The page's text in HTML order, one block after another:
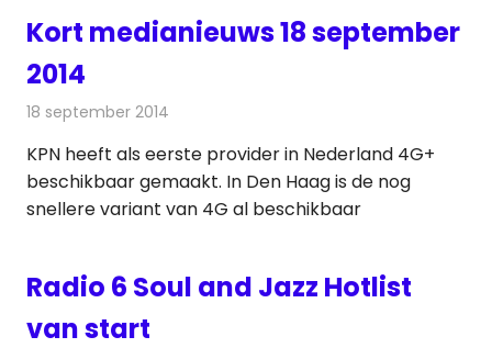
Kort medianieuws 18 september
2014
18 september 2014
KPN heeft als eerste provider in Nederland 4G+
beschikbaar gemaakt. In Den Haag is de nog
snellere variant van 4G al beschikbaar
Radio 6 Soul and Jazz Hotlist
van start